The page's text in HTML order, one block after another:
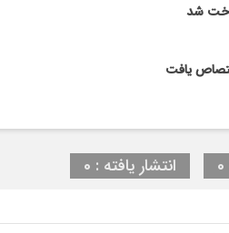
انتشار یافته : 0